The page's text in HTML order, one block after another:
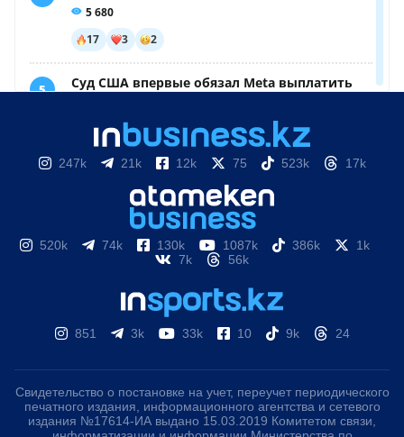
247k 21k 12k 75 523k 17k
520k 74k 130k 1087k 386k
1k
7k
56k
851 3k 33k 10 9k 24
Свидетельство о постановке на учет, переучет периодического
печатного издания, информационного агентства и сетевого
издания №17614-ИА выдано 15.03.2019 Комитетом связи,